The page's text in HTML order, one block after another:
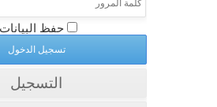
حفظ البيانات؟
التسجيل